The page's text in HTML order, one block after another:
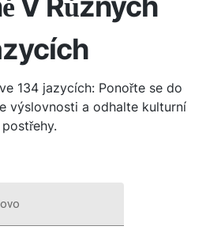
134 jazycích: Ponořte se do
výslovnosti a odhalte kulturní
postřehy.